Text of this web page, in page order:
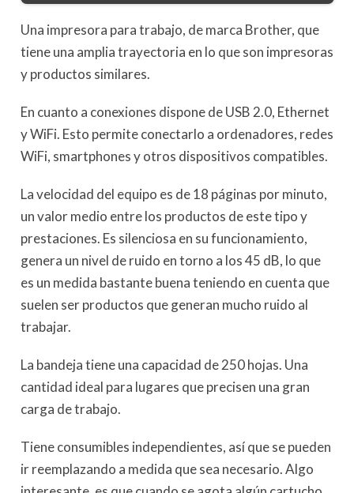
Una impresora para trabajo, de marca Brother, que
tiene una amplia trayectoria en lo que son impresoras
y productos similares.
En cuanto a conexiones dispone de USB 2.0, Ethernet
y WiFi. Esto permite conectarlo a ordenadores, redes
WiFi, smartphones y otros dispositivos compatibles.
La velocidad del equipo es de 18 páginas por minuto,
un valor medio entre los productos de este tipo y
prestaciones. Es silenciosa en su funcionamiento,
genera un nivel de ruido en torno a los 45 dB, lo que
es un medida bastante buena teniendo en cuenta que
suelen ser productos que generan mucho ruido al
trabajar.
La bandeja tiene una capacidad de 250 hojas. Una
cantidad ideal para lugares que precisen una gran
carga de trabajo.
Tiene consumibles independientes, así que se pueden
ir reemplazando a medida que sea necesario. Algo